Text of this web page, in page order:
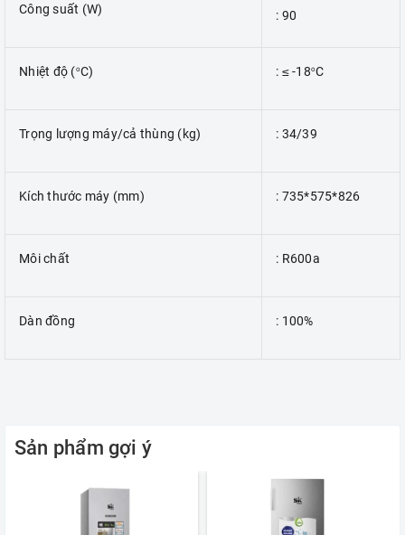
Công suất (W) : 90
Nhiệt độ (oC) : ≤ -18oC
Trọng lượng máy/cả thùng (kg) : 34/39
Kích thước máy (mm) : 735*575*826
Môi chất : R600a
Dàn đồng : 100%
Sản phẩm gợi ý